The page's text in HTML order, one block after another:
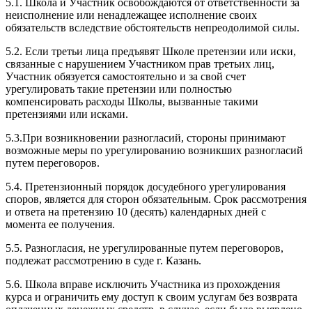
неисполнение или ненадлежащее исполнение своих
обязательств вследствие обстоятельств непреодолимой силы.
5.2. Если третьи лица предъявят Школе претензии или иски,
связанные с нарушением Участником прав третьих лиц,
Участник обязуется самостоятельно и за свой счет
урегулировать такие претензии или полностью
компенсировать расходы Школы, вызванные такими
претензиями или исками.
5.3.При возникновении разногласий, стороны принимают
возможные меры по урегулированию возникших разногласий
путем переговоров.
5.4. Претензионный порядок досудебного урегулирования
споров, является для сторон обязательным. Срок рассмотрения
и ответа на претензию 10 (десять) календарных дней с
момента ее получения.
5.5. Разногласия, не урегулированные путем переговоров,
подлежат рассмотрению в суде г. Казань.
5.6. Школа вправе исключить Участника из прохождения
курса и ограничить ему доступ к своим услугам без возврата